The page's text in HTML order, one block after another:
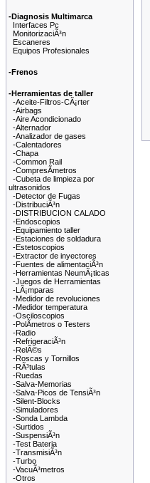
-Diagnosis Multimarca
Interfaces Pc
MonitorizaciÃ³n
Escaneres
Equipos Profesionales
-Frenos
-Herramientas de taller
-Aceite-Filtros-CÃ¡rter
-Airbags
-Aire Acondicionado
-Alternador
-Analizador de gases
-Calentadores
-Chapa
-Common Rail
-CompresÃ­metros
-Cubeta de limpieza por
ultrasonidos
-Detector de Fugas
-DistribuciÃ³n
-DISTRIBUCION CALADO
-Endoscopios
-Equipamiento taller
-Estaciones de soldadura
-Estetoscopios
-Extractor de inyectores
-Fuentes de alimentaciÃ³n
-Herramientas NeumÃ¡ticas
-Juegos de Herramientas
-LÃ¡mparas
-Medidor de revoluciones
-Medidor temperatura
-Osciloscopios
-PolÃ­metros o Testers
-Radio
-RefrigeraciÃ³n
-RelÃ©s
-Roscas y Tornillos
-RÃ³tulas
-Ruedas
-Salva-Memorias
-Salva-Picos de TensiÃ³n
-Silent-Blocks
-Simuladores
-Sonda Lambda
-Surtidos
-SuspensiÃ³n
-Test Bateria
-TransmisiÃ³n
-Turbo
-VacuÃ³metros
-Otros